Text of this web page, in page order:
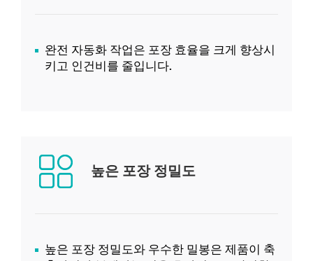
완전 자동화 작업은 포장 효율을 크게 향상시
키고 인건비를 줄입니다.
높은 포장 정밀도
높은 포장 정밀도와 우수한 밀봉은 제품이 축